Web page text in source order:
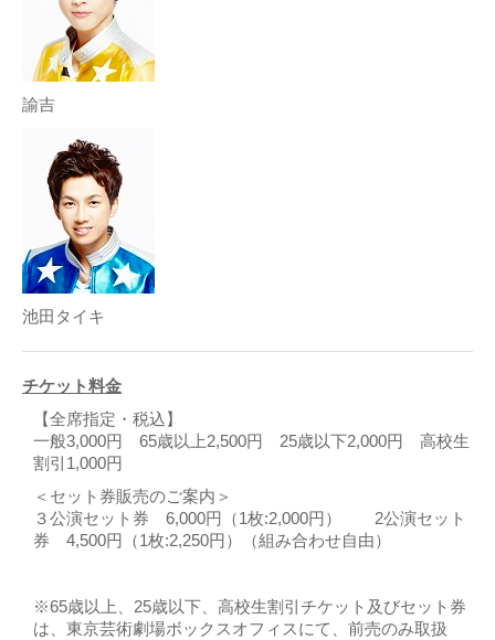
諭吉
池田タイキ
チケット料金
【全席指定・税込】
一般3,000円 65歳以上2,500円 25歳以下2,000円 高校生
割引1,000円
＜セット券販売のご案内＞
３公演セット券 6,000円（1枚:2,000円） 2公演セット
券 4,500円（1枚:2,250円）（組み合わせ自由）
※65歳以上、25歳以下、高校生割引チケット及びセット券
は、東京芸術劇場ボックスオフィスにて、前売のみ取扱